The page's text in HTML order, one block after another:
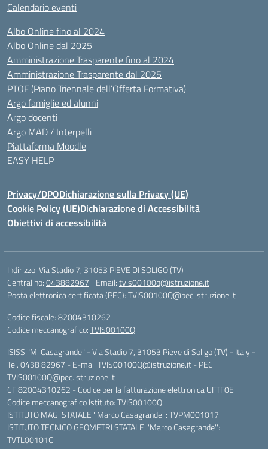
Calendario eventi
Albo Online fino al 2024
Albo Online dal 2025
Amministrazione Trasparente fino al 2024
Amministrazione Trasparente dal 2025
PTOF (Piano Triennale dell’Offerta Formativa)
Argo famiglie ed alunni
Argo docenti
Argo MAD / Interpelli
Piattaforma Moodle
EASY HELP
Privacy/DPODichiarazione sulla Privacy (UE)
Cookie Policy (UE)Dichiarazione di Accessibilità
Obiettivi di accessibilità
Indirizzo:Via Stadio 7, 31053 PIEVE DI SOLIGO (TV)
Centralino:043882967 Email:tvis00100q@istruzione.it
Posta elettronica certificata (PEC):TVIS00100Q@pec.istruzione.it
Codice fiscale: 82004310262
Codice meccanografico:TVIS00100Q
ISISS "M. Casagrande" - Via Stadio 7, 31053 Pieve di Soligo (TV) - Italy -
Tel. 0438 82967 - E-mail TVIS00100Q@istruzione.it - PEC
TVIS00100Q@pec.istruzione.it
CF 82004310262 - Codice per la fatturazione elettronica UFTF0E
Codice meccanografico Istituto: TVIS00100Q
ISTITUTO MAG. STATALE ''Marco Casagrande'': TVPM001017
ISTITUTO TECNICO GEOMETRI STATALE ''Marco Casagrande'':
TVTL00101C